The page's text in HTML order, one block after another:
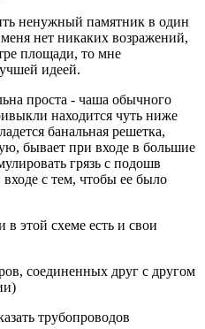
ненужный памятник в один
нет никаких возражений,
площади, то мне
идеей.
проста - чаша обычного
находится чуть ниже
банальная решетка,
бывает при входе в большие
грязь с подошв
с тем, чтобы ее было
этой схеме есть и свои
соединенных друг с другом
трубопроводов